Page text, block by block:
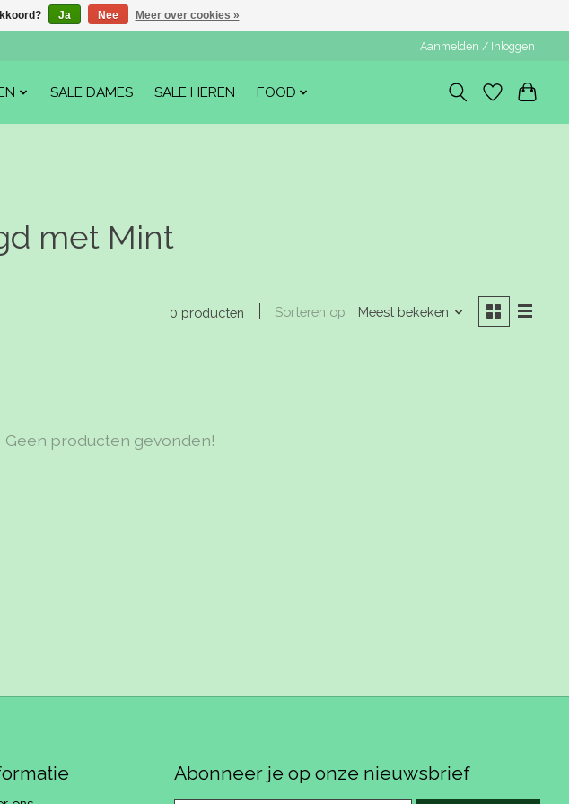
Aanmelden / Inloggen
SALE DAMES SALE HEREN FOOD
met Mint
0 producten Sorteren op Meest bekeken
Geen producten gevonden!
Abonneer je op onze nieuwsbrief
Ja Nee Meer over cookies »